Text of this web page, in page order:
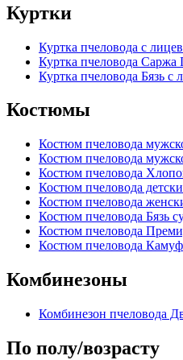
Куртки
Куртка пчеловода с
Куртка пчеловода Саржа
Куртка пчеловода Бязь с
Костюмы
Костюм пчеловода
Костюм пчеловода
Костюм пчеловода
Костюм пчеловода
Костюм пчеловода
Костюм пчеловода Бязь
Костюм пчеловода
Костюм пчеловода
Комбинезоны
Комбинезон пчеловода
По полу/возрасту